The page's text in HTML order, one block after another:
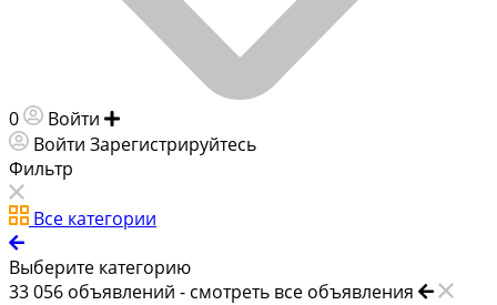
0 Войти
Войти Зарегистрируйтесь
Фильтр
Все категории
Выберите категорию
33 056 объявлений - смотреть все объявления